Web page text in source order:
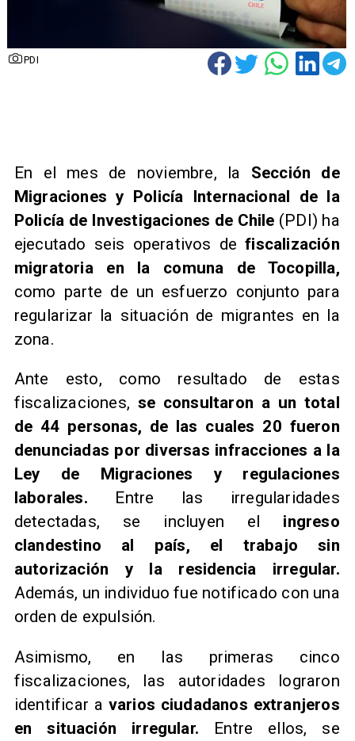
PDI
En el mes de noviembre, la Sección de
Migraciones y Policía Internacional de la
Policía de Investigaciones de Chile (PDI) ha
ejecutado seis operativos de fiscalización
migratoria en la comuna de Tocopilla,
como parte de un esfuerzo conjunto para
regularizar la situación de migrantes en la
zona.
Ante esto, como resultado de estas
fiscalizaciones, se consultaron a un total
de 44 personas, de las cuales 20 fueron
denunciadas por diversas infracciones a la
Ley de Migraciones y regulaciones
laborales. Entre las irregularidades
detectadas, se incluyen el ingreso
clandestino al país, el trabajo sin
autorización y la residencia irregular.
Además, un individuo fue notificado con una
orden de expulsión.
Asimismo, en las primeras cinco
fiscalizaciones, las autoridades lograron
identificar a varios ciudadanos extranjeros
en situación irregular. Entre ellos, se